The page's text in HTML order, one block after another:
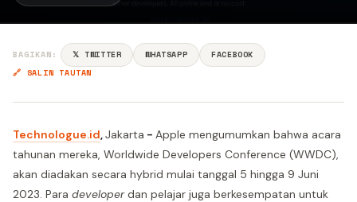
BAGIKAN: 𝕏 TWITTER WHATSAPP
FACEBOOK
🔗 SALIN TAUTAN
Technologue.id,Jakarta - Apple mengumumkan bahwa acara
tahunan mereka, Worldwide Developers Conference (WWDC),
akan diadakan secara hybrid mulai tanggal 5 hingga 9 Juni
2023. Para developerdan pelajar juga berkesempatan untuk